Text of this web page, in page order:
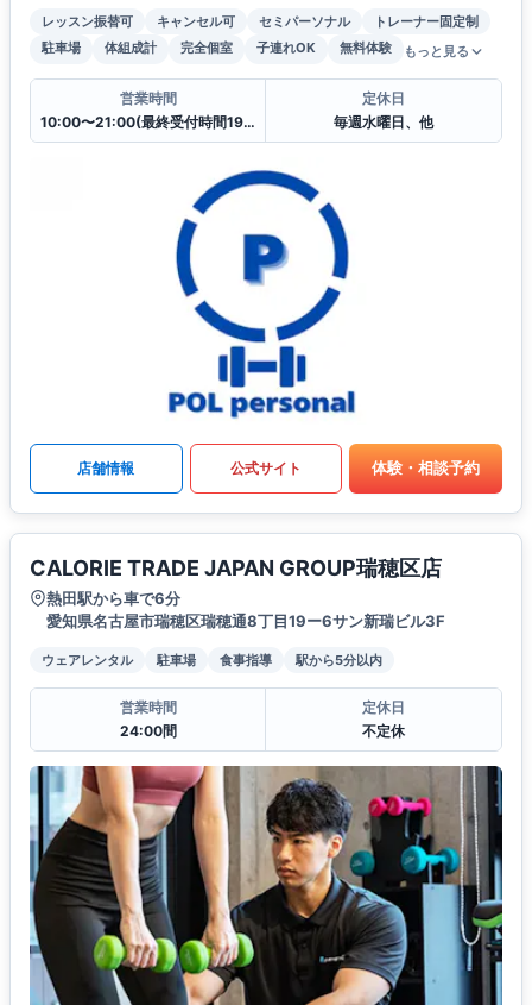
レッスン振替可 キャンセル可 セミパーソナル
トレーナー固定制
駐車場
体組成計 完全個室 子連れOK 無料体験 もっと見る
営業時間
10:00〜21:00(最終受付時間19:30)
定休日
毎週水曜日、他
店舗情報 公式サイト 体験・相談予約
CALORIE TRADE JAPAN GROUP瑞穂区店
熱田駅から車で6分
愛知県名古屋市瑞穂区瑞穂通8丁目19ー6サン新瑞ビル3F
ウェアレンタル 駐車場 食事指導 駅から5分以内
営業時間
24:00間
定休日
不定休